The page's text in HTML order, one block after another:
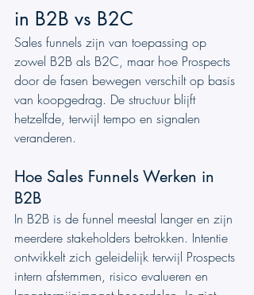
in B2B vs B2C
Sales funnels zijn van toepassing op
zowel B2B als B2C, maar hoe Prospects
door de fasen bewegen verschilt op basis
van koopgedrag. De structuur blijft
hetzelfde, terwijl tempo en signalen
veranderen.
Hoe Sales Funnels Werken in
B2B
In B2B is de funnel meestal langer en zijn
meerdere stakeholders betrokken. Intentie
ontwikkelt zich geleidelijk terwijl Prospects
intern afstemmen, risico evalueren en